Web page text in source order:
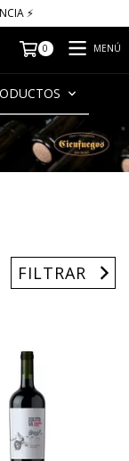
⚡​
0 MENÚ
FILTRAR